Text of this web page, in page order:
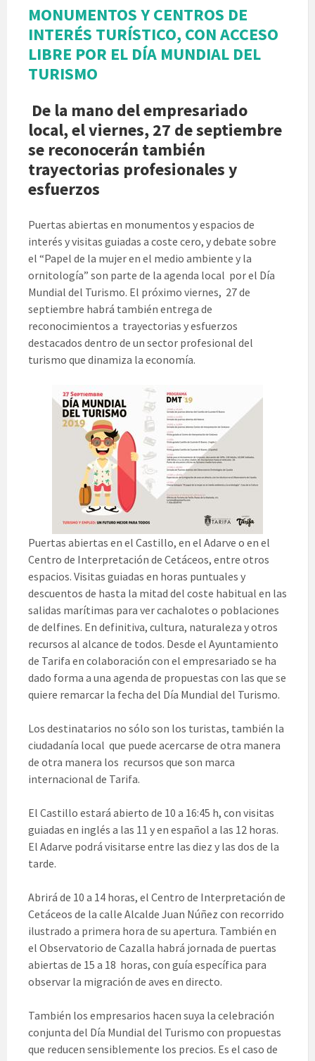
MONUMENTOS Y CENTROS DE
INTERÉS TURÍSTICO, CON ACCESO
LIBRE POR EL DÍA MUNDIAL DEL
TURISMO
De la mano del empresariado
local, el viernes, 27 de septiembre
se reconocerán también
trayectorias profesionales y
esfuerzos
Puertas abiertas en monumentos y espacios de
interés y visitas guiadas a coste cero, y debate sobre
el “Papel de la mujer en el medio ambiente y la
ornitología” son parte de la agenda local por el Día
Mundial del Turismo. El próximo viernes, 27 de
septiembre habrá también entrega de
reconocimientos a trayectorias y esfuerzos
destacados dentro de un sector profesional del
turismo que dinamiza la economía.
Puertas abiertas en el Castillo, en el Adarve o en el
Centro de Interpretación de Cetáceos, entre otros
espacios. Visitas guiadas en horas puntuales y
descuentos de hasta la mitad del coste habitual en las
salidas marítimas para ver cachalotes o poblaciones
de delfines. En definitiva, cultura, naturaleza y otros
recursos al alcance de todos. Desde el Ayuntamiento
de Tarifa en colaboración con el empresariado se ha
dado forma a una agenda de propuestas con las que se
quiere remarcar la fecha del Día Mundial del Turismo.
Los destinatarios no sólo son los turistas, también la
ciudadanía local que puede acercarse de otra manera
de otra manera los recursos que son marca
internacional de Tarifa.
El Castillo estará abierto de 10 a 16:45 h, con visitas
guiadas en inglés a las 11 y en español a las 12 horas.
El Adarve podrá visitarse entre las diez y las dos de la
tarde.
Abrirá de 10 a 14 horas, el Centro de Interpretación de
Cetáceos de la calle Alcalde Juan Núñez con recorrido
ilustrado a primera hora de su apertura. También en
el Observatorio de Cazalla habrá jornada de puertas
abiertas de 15 a 18 horas, con guía específica para
observar la migración de aves en directo.
También los empresarios hacen suya la celebración
conjunta del Día Mundial del Turismo con propuestas
que reducen sensiblemente los precios. Es el caso de